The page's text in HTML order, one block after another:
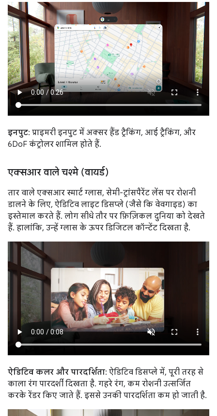
इनपुट: प्राइमरी इनपुट में अक्सर हैंड ट्रैकिंग, आई ट्रैकिंग, और
6DoF कंट्रोलर शामिल होते हैं.
एक्सआर वाले चश्मे (वायर्ड)
तार वाले एक्सआर स्मार्ट ग्लास, सेमी-ट्रांसपैरेंट लेंस पर रोशनी
डालने के लिए, ऐडिटिव लाइट डिसप्ले (जैसे कि वेवगाइड) का
इस्तेमाल करते हैं. लोग सीधे तौर पर फ़िज़िकल दुनिया को देखते
हैं. हालांकि, उन्हें ग्लास के ऊपर डिजिटल कॉन्टेंट दिखता है.
ऐडिटिव कलर और पारदर्शिता: ऐडिटिव डिसप्ले में, पूरी तरह से
काला रंग पारदर्शी दिखता है. गहरे रंग, कम रोशनी उत्सर्जित
करके रेंडर किए जाते हैं. इससे उनकी पारदर्शिता कम हो जाती है.